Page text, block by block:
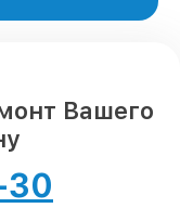
Вашего
30